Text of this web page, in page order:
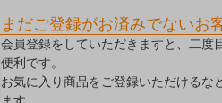
まだご登録がお済みでないお
会員登録をしていただきますと、二度
便利です。
お気に入り商品をご登録いただけるな
ます。